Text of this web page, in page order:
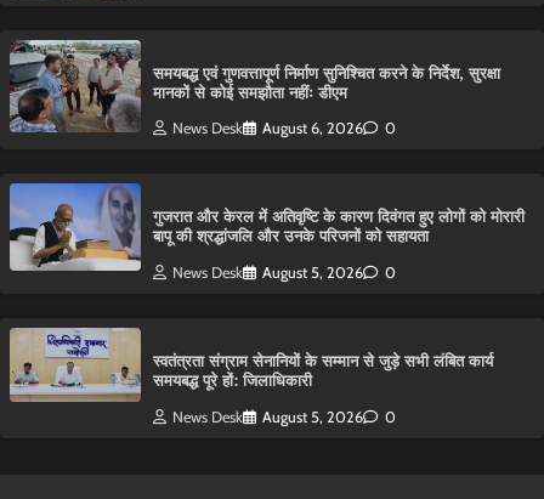
समयबद्ध एवं गुणवत्तापूर्ण निर्माण सुनिश्चित करने के निर्देश, सुरक्षा
मानकों से कोई समझौता नहींः डीएम
News Desk August 6, 2026 0
गुजरात और केरल में अतिवृष्टि के कारण दिवंगत हुए लोगों को मोरारी
बापू की श्रद्धांजलि और उनके परिजनों को सहायता
News Desk August 5, 2026 0
स्वतंत्रता संग्राम सेनानियों के सम्मान से जुड़े सभी लंबित कार्य
समयबद्ध पूरे हों: जिलाधिकारी
News Desk August 5, 2026 0